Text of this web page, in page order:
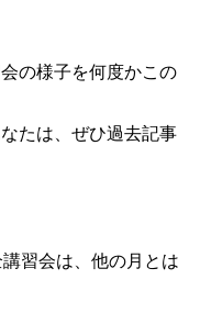
の様子を何度かこの
たは、ぜひ過去記事
習会は、他の月とは